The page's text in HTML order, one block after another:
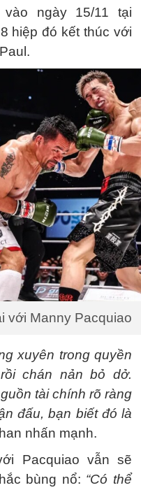
vào ngày 15/11 tại
hiệp đó kết thúc với
với Manny Pacquiao
xuyên trong quyền
chán nản bỏ dở.
tài chính rõ ràng
đấu, bạn biết đó là
nhấn mạnh.
Pacquiao vẫn sẽ
bùng nổ: “Có thể